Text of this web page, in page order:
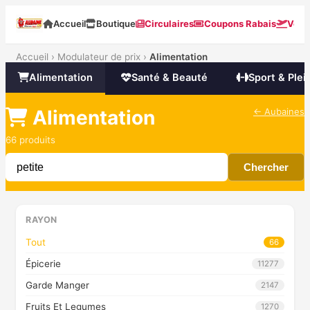
Accueil Boutique Circulaires Coupons Rabais
Accueil › Modulateur de prix › Alimentation
Alimentation Santé & Beauté Sport &
Alimentation
66 produits
← Aubaines
Chercher
RAYON
Tout 66
Épicerie 11277
Garde Manger 2147
Fruits Et Legumes 1270